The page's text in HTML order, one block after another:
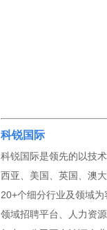
科锐国际
科锐国际是领先的以技
西亚、美国、英国、澳
20+个细分行业及领域
领域招聘平台、人力资